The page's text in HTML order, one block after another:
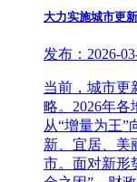
大力实施城市更
发布：2026-
当前，城市更
略。2026年各
从“增量为王”
新、宜居、美
市。面对新形